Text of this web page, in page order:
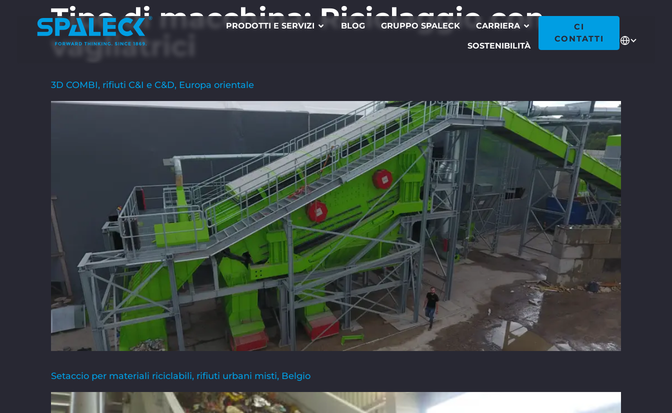
PRODOTTI E SERVIZI BLOG GRUPPO SPALECK CARRIERA
SOSTENIBILITÀ
CI
CONTATTI
Tipo di macchina:Riciclaggio con
vagliatrici
3D COMBI, rifiuti C&I e C&D, Europa orientale
Setaccio per materiali riciclabili, rifiuti urbani misti, Belgio